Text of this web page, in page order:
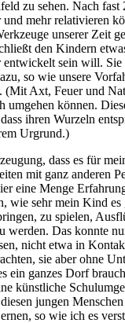
zu sehen. Nach fast
mehr relativieren
unserer Zeit
den Kindern
entwickelt sein will. Sie
so wie unsere
(Mit Axt, Feuer und
umgehen können.
ihren Wurzeln
Urgrund.)
dass es für
mit ganz anderen
eine Menge
wie sehr mein Kind es
zu spielen,
werden. Das konnte
nicht etwa in
sie aber ohne
ein ganzes Dorf
künstliche
jungen
so wie ich es